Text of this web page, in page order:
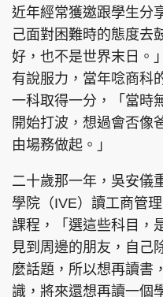
近年經常獲邀跟學生分
己面對困難時的態度去
好，也不是世界末日。
有說服力，當年唸商科
一科取得一分，「當時
開始打波，想過會否像
由場務做起。」
二十歲那一年，吳安儀
學院（IVE）讀工商管
課程，「選這些科目，
見到周邊的朋友，自己
麼話題，所以想再讀書
識，將來還想再讀一個